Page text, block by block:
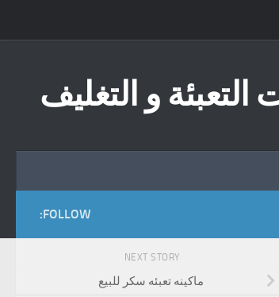
التعبئة و التغليف
FOLLOW:
NEXT STORY
ماكينه تعبئه سكر للبيع